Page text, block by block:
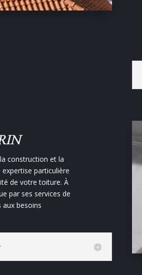
construction et la
particulière
de votre toiture. À
par ses services de
besoins